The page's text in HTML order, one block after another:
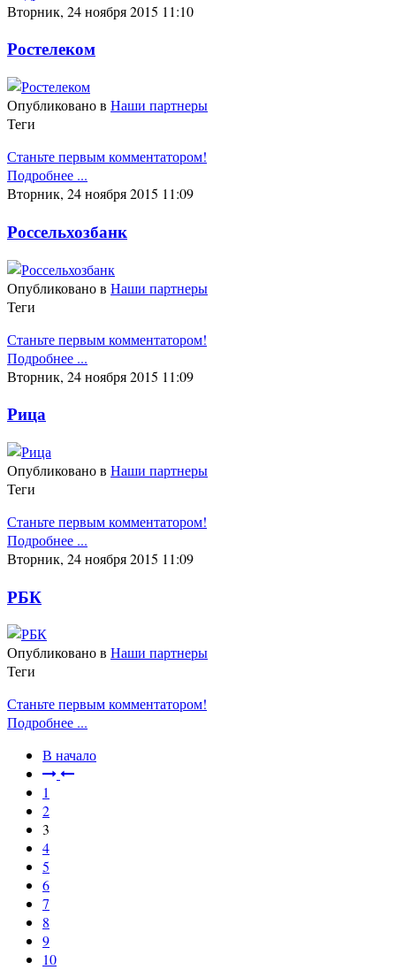
Вторник, 24 ноября 2015 11:10
Ростелеком
Опубликовано в Наши партнеры
Теги
Станьте первым комментатором!
Подробнее ...
Вторник, 24 ноября 2015 11:09
Россельхозбанк
Опубликовано в Наши партнеры
Теги
Станьте первым комментатором!
Подробнее ...
Вторник, 24 ноября 2015 11:09
Рица
Опубликовано в Наши партнеры
Теги
Станьте первым комментатором!
Подробнее ...
Вторник, 24 ноября 2015 11:09
РБК
Опубликовано в Наши партнеры
Теги
Станьте первым комментатором!
Подробнее ...
В начало
1
2
3
4
5
6
7
8
9
10